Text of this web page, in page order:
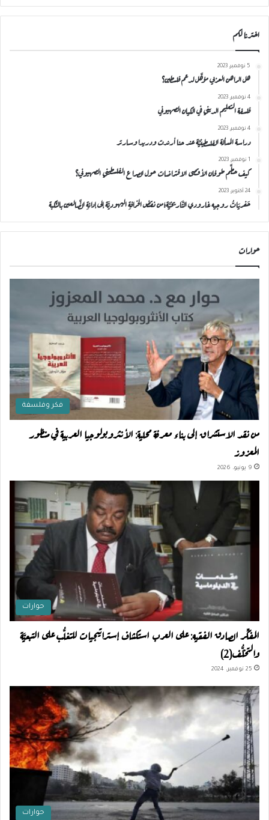
اخترنا لكم
5 نوفمبر، 2023
هل الراهن العربي مؤهَّل لدعم فلسطين؟
4 نوفمبر، 2023
فلسفة التعليم الديني في الكيان الصهيوني
4 نوفمبر، 2023
دراسة المسألة الفلسطينيَّة عند حنا أرندت ودريدا وسارتر
1 نوفمبر، 2023
كيف حطَّم طوفان الأقصى الافتراضات حول الصراع الفلسطيني الصهيوني؟
24 أكتوبر، 2023
حَفريَاتُ روجيه غارودي التَّاريخيَّة؛من نقضِ الخرافةِ اليهوديَّة إلى إدانةِ الضَّالعين بالنَّكبة
حوارات
فكر وفلسفة
من نقد الاستشراق إلى بناء معرفة محلية: الأنثروبولوجيا العربية في منظور
المعزوز
9 يونيو، 2026
حوارات
المفكِّر الصادق الفقيه: على العرب استكشاف إستراتيجيات للتغلُّب على التبعيَّة
والتخلُّف(2)
25 نوفمبر، 2024
حوارات